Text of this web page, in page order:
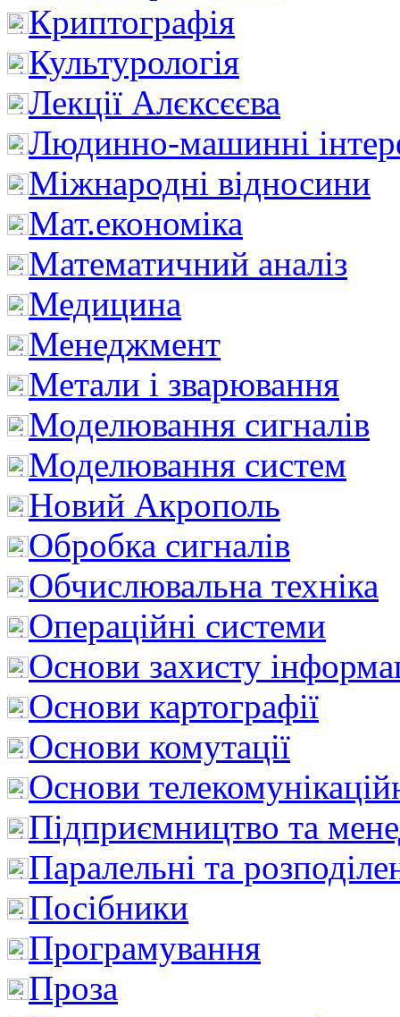
Криптографія
Культурологія
Лекції Алєксєєва
Людинно-машинні
Міжнародні відносини
Мат.економіка
Математичний аналіз
Медицина
Менеджмент
Метали і зварювання
Моделювання сигналів
Моделювання систем
Новий Акрополь
Обробка сигналів
Обчислювальна техніка
Операційні системи
Основи захисту
Основи картографії
Основи комутації
Основи
Підприємництво та
Паралельні та
Посібники
Програмування
Проза